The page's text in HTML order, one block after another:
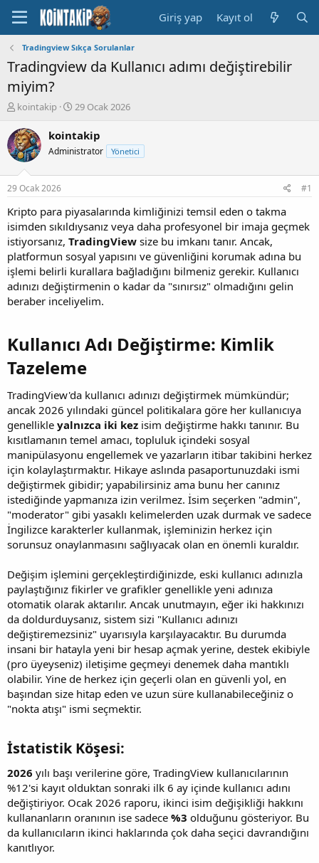
Giriş yap Kayıt ol
Tradingview Sıkça Sorulanlar
Tradingview da Kullanıcı adımı değiştirebilir
miyim?
K
n
u
y
B
a
ş
l
a
t
a
n
kointakip
B
ş
l
a
ç
t
a
r
i
h
i
29 Ocak 2026
kointakip
Administrator Yönetici
29 Ocak 2026 #1
Kripto para piyasalarında kimliğinizi temsil eden o takma
isimden sıkıldıysanız veya daha profesyonel bir imaja geçmek
istiyorsanız, TradingView size bu imkanı tanır. Ancak,
platformun sosyal yapısını ve güvenliğini korumak adına bu
işlemi belirli kurallara bağladığını bilmeniz gerekir. Kullanıcı
adınızı değiştirmenin o kadar da "sınırsız" olmadığını gelin
beraber inceliyelim.
Kullanıcı Adı Değiştirme: Kimlik
Tazeleme​
TradingView'da kullanıcı adınızı değiştirmek mümkündür;
ancak 2026 yılındaki güncel politikalara göre her kullanıcıya
genellikle yalnızca iki kez isim değiştirme hakkı tanınır. Bu
kısıtlamanın temel amacı, topluluk içindeki sosyal
manipülasyonu engellemek ve yazarların itibar takibini herkez
için kolaylaştırmaktır. Hikaye aslında pasaportunuzdaki ismi
değiştirmek gibidir; yapabilirsiniz ama bunu her canınız
istediğinde yapmanıza izin verilmez. İsim seçerken "admin",
"moderator" gibi yasaklı kelimelerden uzak durmak ve sadece
İngilizce karakterler kullanmak, işleminizin herkez için
sorunsuz onaylanmasını sağlıyacak olan en önemli kuraldır.
Değişim işlemini gerçekleştirdiğinizde, eski kullanıcı adınızla
paylaştığınız fikirler ve grafikler genellikle yeni adınıza
otomatik olarak aktarılır. Ancak unutmayın, eğer iki hakkınızı
da doldurduysanız, sistem sizi "Kullanıcı adınızı
değiştiremezsiniz" uyarısıyla karşılayacaktır. Bu durumda
insani bir hatayla yeni bir hesap açmak yerine, destek ekibiyle
(pro üyeyseniz) iletişime geçmeyi denemek daha mantıklı
olabilir. Yine de herkez için geçerli olan en güvenli yol, en
başından size hitap eden ve uzun süre kullanabileceğiniz o
"nokta atışı" ismi seçmektir.
İstatistik Köşesi:​
2026 yılı başı verilerine göre, TradingView kullanıcılarının
%12'si kayıt olduktan sonraki ilk 6 ay içinde kullanıcı adını
değiştiriyor. Ocak 2026 raporu, ikinci isim değişikliği hakkını
kullananların oranının ise sadece %3 olduğunu gösteriyor. Bu
da kullanıcıların ikinci haklarında çok daha seçici davrandığını
kanıtlıyor.